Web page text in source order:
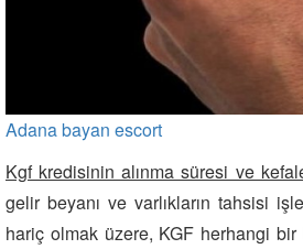
Adana bayan escort
Kgf kredisinin alınma süresi ve
gelir beyanı ve varlıkların tahsisi
hariç olmak üzere, KGF herhangi